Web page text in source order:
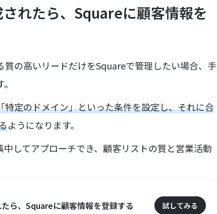
れたら、Squareに顧客情報を
の高いリードだけをSquareで管理したい場合、手
特定のドメイン」といった条件を設定し、それに合
ようになります。
してアプローチでき、顧客リストの質と営業活動
ら、Squareに顧客情報を登録する 試してみる